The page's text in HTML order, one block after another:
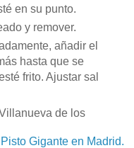
en su punto.
y remover.
añadir el
hasta que se
frito. Ajustar sal
de los
Gigante en Madrid.